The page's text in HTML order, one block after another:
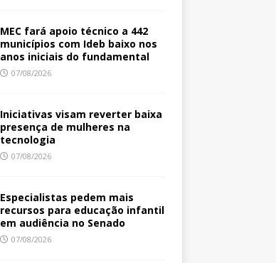
MEC fará apoio técnico a 442
municípios com Ideb baixo nos
anos iniciais do fundamental
07/08/2026
Iniciativas visam reverter baixa
presença de mulheres na
tecnologia
07/08/2026
Especialistas pedem mais
recursos para educação infantil
em audiência no Senado
07/08/2026